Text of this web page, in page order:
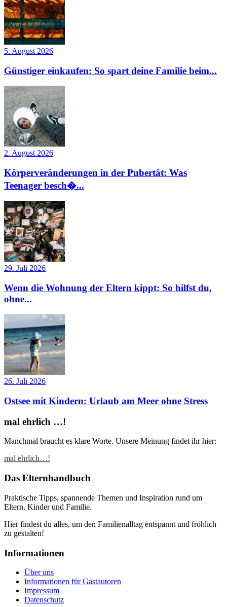
5. August 2026
Günstiger einkaufen: So spart deine Familie beim...
2. August 2026
Körperveränderungen in der Pubertät: Was
Teenager besch�...
29. Juli 2026
Wenn die Wohnung der Eltern kippt: So hilfst du,
ohne...
26. Juli 2026
Ostsee mit Kindern: Urlaub am Meer ohne Stress
mal ehrlich …!
Manchmal braucht es klare Worte. Unsere Meinung findet ihr hier:
mal ehrlich…!
Das Elternhandbuch
Praktische Tipps, spannende Themen und Inspiration rund um
Eltern, Kinder und Familie.
Hier findest du alles, um den Familienalltag entspannt und fröhlich
zu gestalten!
Informationen
Über uns
Informationen für Gastautoren
Impressum
Datenschutz